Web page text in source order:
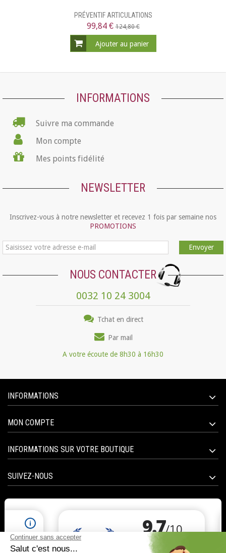
PRÉVENTIF ARTICULATIONS
99,84 €124,80 €
Ajouter au panier
INFORMATIONS
Suivre ma commande
Mon compte
Mes points fidélité
NEWSLETTER
Inscrivez-vous à notre newsletter et recevez 1 fois par semaine nos
PROMOTIONS
Envoyer
NOUS CONTACTER
0032 10 24 3004
Tchat en direct
Par mail
A votre écoute de 8h30 à 16h30
INFORMATIONS
MON COMPTE
INFORMATIONS SUR VOTRE BOUTIQUE
SUIVEZ-NOUS